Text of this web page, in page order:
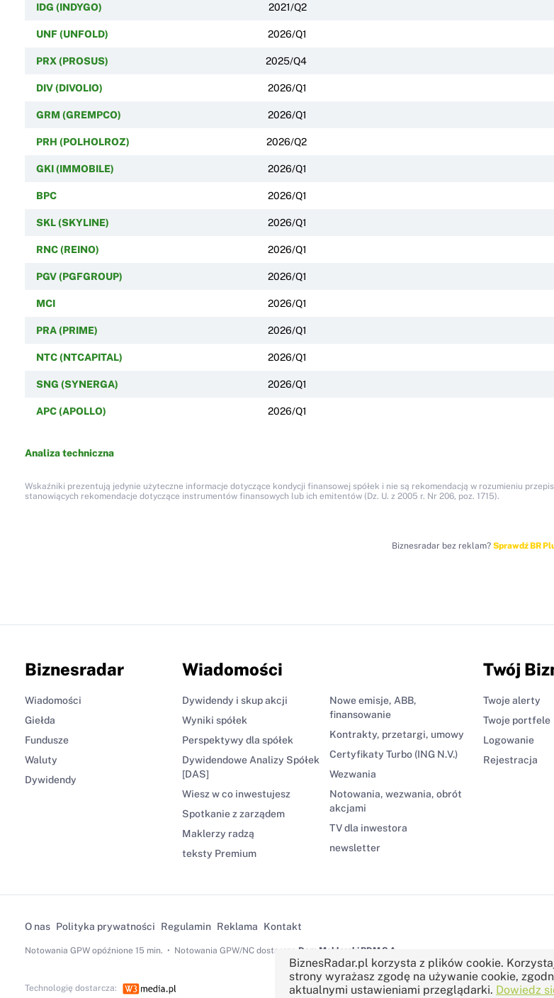
IDG (INDYGO) 2021/Q2
UNF (UNFOLD) 2026/Q1
PRX (PROSUS) 2025/Q4
DIV (DIVOLIO) 2026/Q1
GRM (GREMPCO) 2026/Q1
PRH (POLHOLROZ) 2026/Q2
GKI (IMMOBILE) 2026/Q1
BPC 2026/Q1
SKL (SKYLINE) 2026/Q1
RNC (REINO) 2026/Q1
PGV (PGFGROUP) 2026/Q1
MCI 2026/Q1
PRA (PRIME) 2026/Q1
NTC (NTCAPITAL) 2026/Q1
SNG (SYNERGA) 2026/Q1
APC (APOLLO) 2026/Q1
Analiza techniczna
Wskaźniki prezentują jedynie użyteczne informacje dotyczące kondycji finansowej spółek i nie są rekomendacją w rozumieniu
stanowiących rekomendacje dotyczące instrumentów finansowych lub ich emitentów (Dz. U. z 2005 r. Nr 206, poz. 1715).
Biznesradar bez reklam? Sprawdź BR
Biznesradar
Wiadomości
Giełda
Fundusze
Waluty
Dywidendy
Wiadomości
Dywidendy i skup akcji
Wyniki spółek
Perspektywy dla spółek
Dywidendowe Analizy Spółek
[DAS]
Wiesz w co inwestujesz
Spotkanie z zarządem
Maklerzy radzą
teksty Premium
Nowe emisje, ABB,
finansowanie
Kontrakty, przetargi, umowy
Certyfikaty Turbo (ING N.V.)
Wezwania
Notowania, wezwania, obrót
akcjami
TV dla inwestora
newsletter
Twój
Twoje alerty
Twoje portfele
Logowanie
Rejestracja
O nas Polityka prywatności Regulamin Reklama Kontakt
Notowania GPWopóźnione 15 min. Notowania GPW/NC dostarcza Dom Maklerski BDM S.A.
Technologię dostarcza:
BiznesRadar.pl korzysta z plików cookie.
strony wyrażasz zgodę na używanie cookie,
aktualnymi ustawieniami przeglądarki. Dowiedz